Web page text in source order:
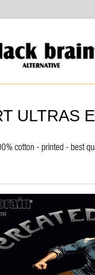
ULTRAS
cotton - printed - best